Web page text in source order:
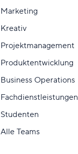
Marketing
Kreativ
Projektmanagement
Produktentwicklung
Business Operations
Fachdienstleistungen
Studenten
Alle Teams